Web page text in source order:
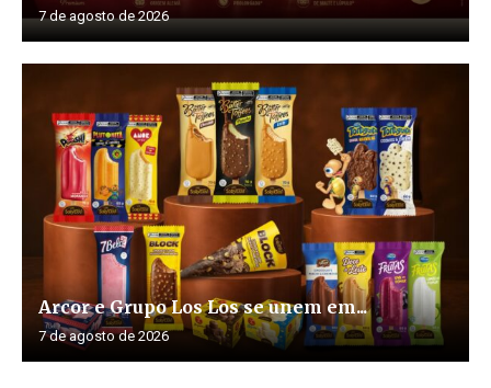
7 de agosto de 2026
Arcor e Grupo Los Los se unem em...
7 de agosto de 2026